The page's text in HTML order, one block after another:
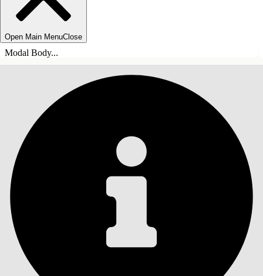
Open Main MenuClose
Modal Body...
СОДЕРЖАНИЕ